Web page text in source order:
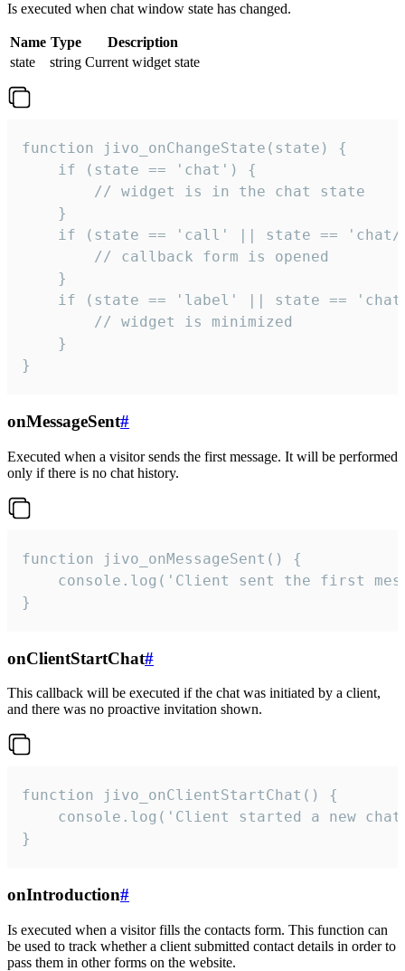
Is executed when chat window state has changed.
Name Type
Description
state
string Current widget state
function jivo_onChangeState(state) {
    if (state == 'chat') {
        // widget is in the chat state
    }
if (state == 'call' || state ==
        // callback form is opened
    }
if (state == 'label' || state ==
        // widget is minimized
    }
}
onMessageSent#
Executed when a visitor sends the first message. It will be performed
only if there is no chat history.
function jivo_onMessageSent() {
console.log('Client sent the first
}
onClientStartChat#
This callback will be executed if the chat was initiated by a client,
and there was no proactive invitation shown.
function jivo_onClientStartChat() {
console.log('Client started a new
}
onIntroduction#
Is executed when a visitor fills the contacts form. This function can
be used to track whether a client submitted contact details in order to
pass them in other forms on the website.